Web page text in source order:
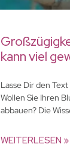
kann viel
Lasse Dir den
Wollen Sie Ihren
abbauen? Die
WEITERLESEN »